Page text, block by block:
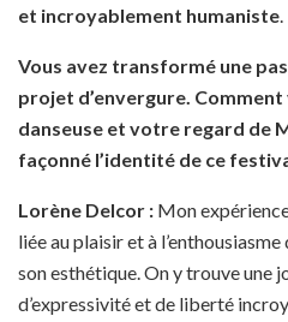
et incroyablement humaniste.
Vous avez transformé une
projet d’envergure.
danseuse et votre regard de
façonné l’identité de ce
Lorène Delcor : Mon
liée au plaisir et à
son esthétique. On y trouve une
d’expressivité et de liberté